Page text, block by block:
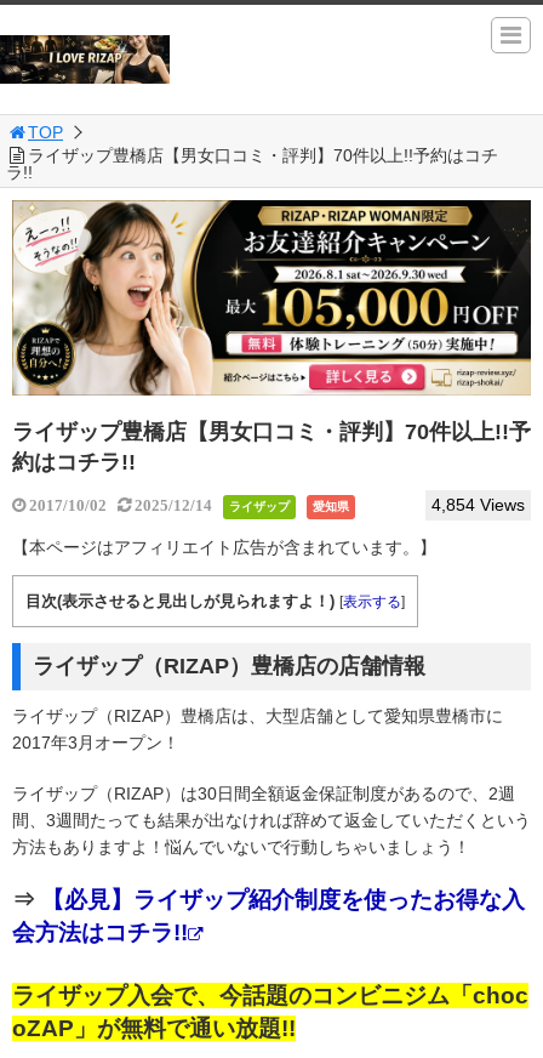
TOP
ライザップ豊橋店【男女口コミ・評判】70件以上!!予約はコチ
ラ!!
ライザップ豊橋店【男女口コミ・評判】70件以上!!予
約はコチラ!!
2017/10/02 2025/12/14 ライザップ 愛知県 4,854 Views
【本ページはアフィリエイト広告が含まれています。】
目次(表示させると見出しが見られますよ！) [表示する]
ライザップ（RIZAP）豊橋店の店舗情報
ライザップ（RIZAP）豊橋店は、大型店舗として愛知県豊橋市に
2017年3月オープン！
ライザップ（RIZAP）は30日間全額返金保証制度があるので、2週
間、3週間たっても結果が出なければ辞めて返金していただくという
方法もありますよ！悩んでいないで行動しちゃいましょう！
⇒
【必見】ライザップ紹介制度を使ったお得な入
会方法はコチラ!!
ライザップ入会で、今話題のコンビニジム「choc
oZAP」が無料で通い放題!!